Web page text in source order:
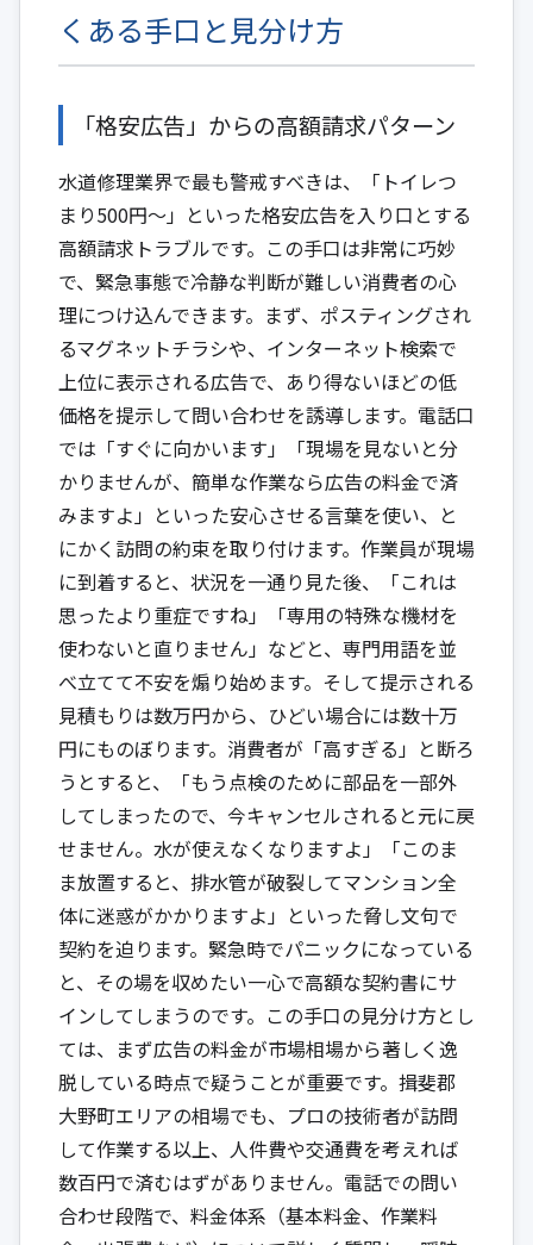
くある手口と見分け方
「格安広告」からの高額請求パターン
水道修理業界で最も警戒すべきは、「トイレつ
まり500円～」といった格安広告を入り口とする
高額請求トラブルです。この手口は非常に巧妙
で、緊急事態で冷静な判断が難しい消費者の心
理につけ込んできます。まず、ポスティングされ
るマグネットチラシや、インターネット検索で
上位に表示される広告で、あり得ないほどの低
価格を提示して問い合わせを誘導します。電話口
では「すぐに向かいます」「現場を見ないと分
かりませんが、簡単な作業なら広告の料金で済
みますよ」といった安心させる言葉を使い、と
にかく訪問の約束を取り付けます。作業員が現場
に到着すると、状況を一通り見た後、「これは
思ったより重症ですね」「専用の特殊な機材を
使わないと直りません」などと、専門用語を並
べ立てて不安を煽り始めます。そして提示される
見積もりは数万円から、ひどい場合には数十万
円にものぼります。消費者が「高すぎる」と断ろ
うとすると、「もう点検のために部品を一部外
してしまったので、今キャンセルされると元に戻
せません。水が使えなくなりますよ」「このま
ま放置すると、排水管が破裂してマンション全
体に迷惑がかかりますよ」といった脅し文句で
契約を迫ります。緊急時でパニックになっている
と、その場を収めたい一心で高額な契約書にサ
インしてしまうのです。この手口の見分け方とし
ては、まず広告の料金が市場相場から著しく逸
脱している時点で疑うことが重要です。揖斐郡
大野町エリアの相場でも、プロの技術者が訪問
して作業する以上、人件費や交通費を考えれば
数百円で済むはずがありません。電話での問い
合わせ段階で、料金体系（基本料金、作業料